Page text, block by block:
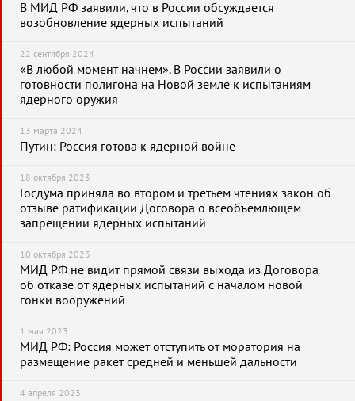
В МИД РФ заявили, что в России обсуждается
возобновление ядерных испытаний
22 сентября 2024
«В любой момент начнем». В России заявили о
готовности полигона на Новой земле к испытаниям
ядерного оружия
13 марта 2024
Путин: Россия готова к ядерной войне
18 октября 2023
Госдума приняла во втором и третьем чтениях закон об
отзыве ратификации Договора о всеобъемлющем
запрещении ядерных испытаний
10 октября 2023
МИД РФ не видит прямой связи выхода из Договора
об отказе от ядерных испытаний с началом новой
гонки вооружений
1 мая 2023
МИД РФ: Россия может отступить от моратория на
размещение ракет средней и меньшей дальности
4 апреля 2023